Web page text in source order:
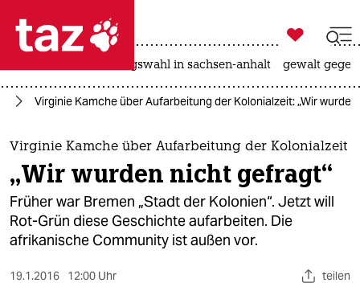
 taz zahl ich
taz zahl ich
themen
politik
öko

taz zahl ich
landtagswahl in sachsen-anhalt gewalt
Virginie Kamche über Aufarbeitung der Kolonialzeit: „Wir
Virginie Kamche über Aufarbeitung der Kolonialzeit
„Wir wurden nicht gefragt“
Früher war Bremen „Stadt der Kolonien“. Jetzt will
Rot-Grün diese Geschichte aufarbeiten. Die
afrikanische Community ist außen vor.
19.1.2016 12:00 Uhr teilen